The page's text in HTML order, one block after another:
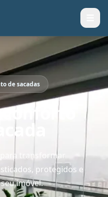
de sacadas
transformar
protegidos e
imóvel.